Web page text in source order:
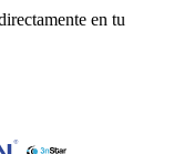
en tu